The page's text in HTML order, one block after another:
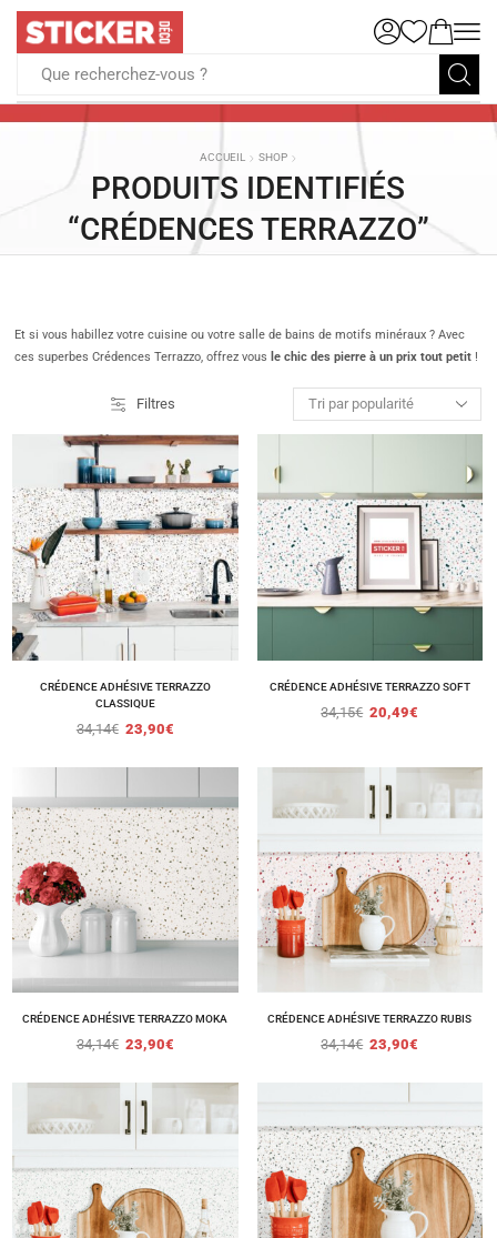
Que recherchez-vous ?
ACCUEIL SHOP
PRODUITS IDENTIFIÉS
“CRÉDENCES TERRAZZO”
Et si vous habillez votre cuisine ou votre salle de bains de motifs minéraux ? Avec
ces superbes Crédences Terrazzo, offrez vous le chic des pierre à un prix tout petit !
Filtres
CRÉDENCE ADHÉSIVE TERRAZZO
CLASSIQUE
34,14€ 23,90€
CRÉDENCE ADHÉSIVE TERRAZZO SOFT
34,15€ 20,49€
CRÉDENCE ADHÉSIVE TERRAZZO MOKA
34,14€ 23,90€
CRÉDENCE ADHÉSIVE TERRAZZO RUBIS
34,14€ 23,90€